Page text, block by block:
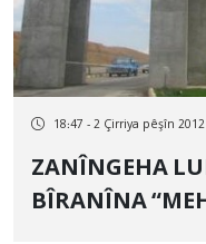
18:47 - 2 Çirriya pêşîn 2012
ZANÎNGEHA LURISTANÊ NEHÊLA
BÎRANÎNA “MEHMET UZUN” BÊ LI